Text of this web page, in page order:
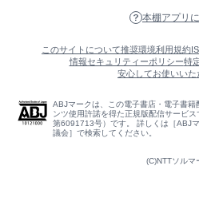
本棚アプリ
このサイトについて推奨環境利用規約
情報セキュリティーポリシー特
安心してお使いいた
ABJマークは、この電子書店・電子書
ンツ使用許諾を得た正規版配信サービ
第6091713号）です。 詳しくは［ABJ
議会］で検索してください。
(C)NTTソルマ